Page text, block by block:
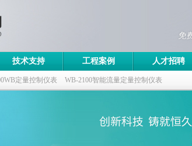
技术支持 工程案例 人才招聘
定量控制仪表 WB-2100智能流量定量控制仪表